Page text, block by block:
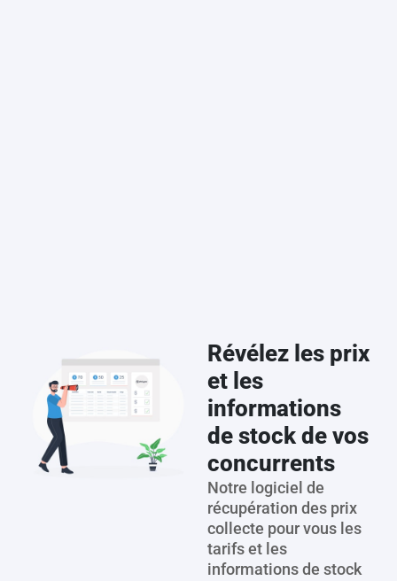
Révélez les prix
et les
informations
de stock de vos
concurrents
Notre logiciel de
récupération des prix
collecte pour vous les
tarifs et les
informations de stock